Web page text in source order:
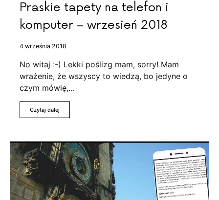
Praskie tapety na telefon i
komputer – wrzesień 2018
4 września 2018
No witaj :-) Lekki poślizg mam, sorry! Mam
wrażenie, że wszyscy to wiedzą, bo jedyne o
czym mówię,…
Czytaj dalej